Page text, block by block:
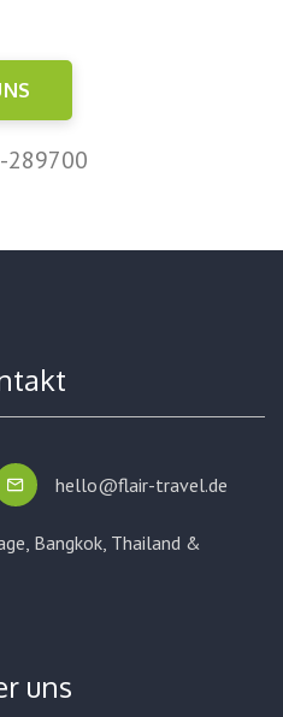
289700
hello@flair-travel.de
Bangkok, Thailand &
uns